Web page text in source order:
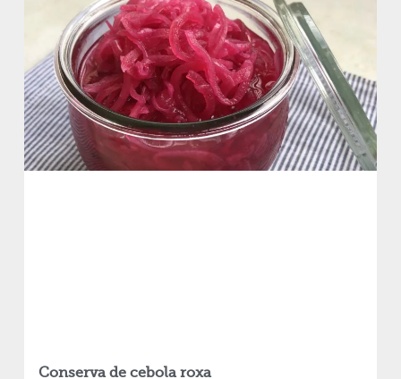
Conserva de cebola roxa